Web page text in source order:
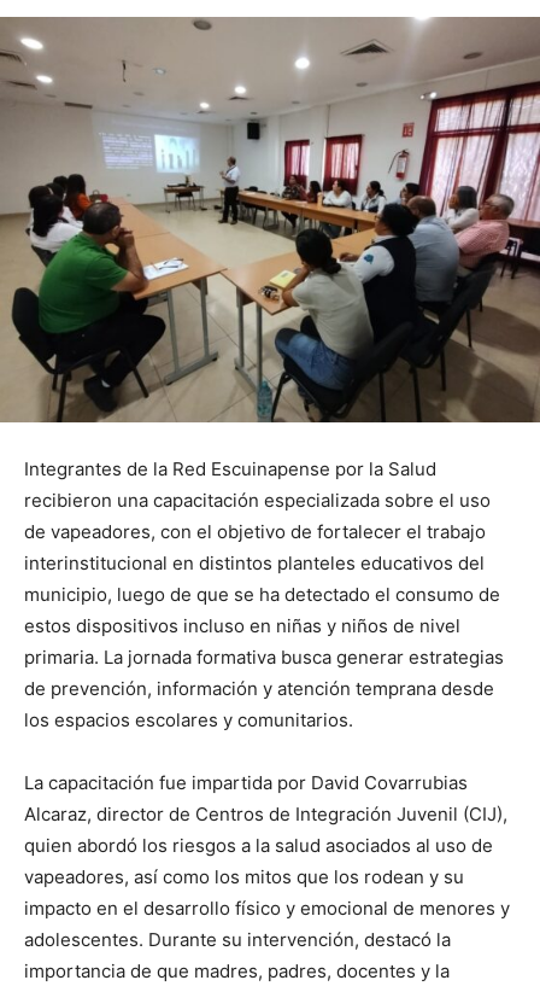
Integrantes de la Red Escuinapense por la Salud
recibieron una capacitación especializada sobre el uso
de vapeadores, con el objetivo de fortalecer el trabajo
interinstitucional en distintos planteles educativos del
municipio, luego de que se ha detectado el consumo de
estos dispositivos incluso en niñas y niños de nivel
primaria. La jornada formativa busca generar estrategias
de prevención, información y atención temprana desde
los espacios escolares y comunitarios.
La capacitación fue impartida por David Covarrubias
Alcaraz, director de Centros de Integración Juvenil (CIJ),
quien abordó los riesgos a la salud asociados al uso de
vapeadores, así como los mitos que los rodean y su
impacto en el desarrollo físico y emocional de menores y
adolescentes. Durante su intervención, destacó la
importancia de que madres, padres, docentes y la